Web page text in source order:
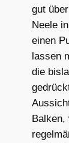
gut
Neele
einen
lassen
die
Balken,